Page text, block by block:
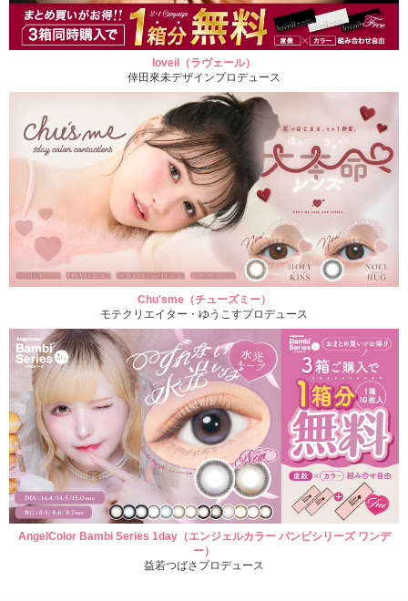
loveil（ラヴェール）
倖田來未デザインプロデュース
Chu'sme（チューズミー）
モテクリエイター・ゆうこすプロデュース
AngelColor Bambi Series 1day（エンジェルカラー バンビシリーズ ワンデ
ー）
益若つばさプロデュース